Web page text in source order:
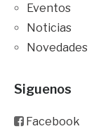
Eventos
Noticias
Novedades
Siguenos
Facebook